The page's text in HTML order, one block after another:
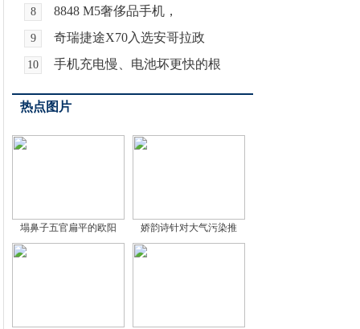
8 8848 M5奢侈品手机，
9 奇瑞捷途X70入选安哥拉政
10 手机充电慢、电池坏更快的根
热点图片
塌鼻子五官扁平的欧阳 娇韵诗针对大气污染推